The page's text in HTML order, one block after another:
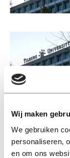
Wij maken
We gebruiken
personaliseren,
en om ons